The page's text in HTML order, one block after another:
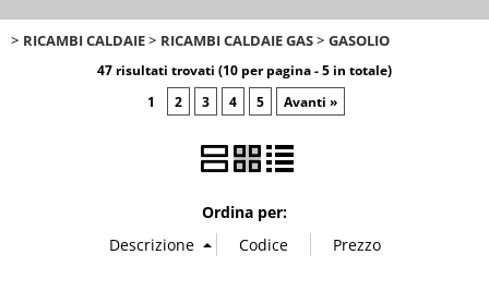
Blog
RICAMBI CALDAIE RICAMBI CALDAIE GAS GASOLIO
47 risultati trovati (10 per pagina - 5 in totale)
1
2 3 4 5 Avanti »
Ordina per: